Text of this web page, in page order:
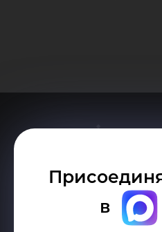
в
Делитесь новостями об